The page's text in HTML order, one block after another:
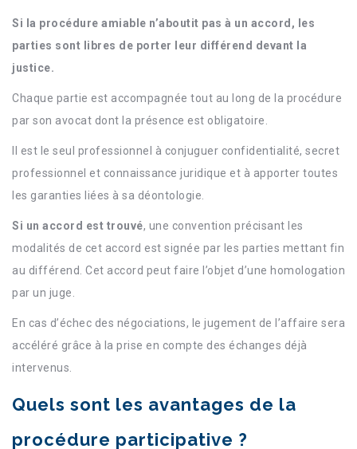
Si la procédure amiable n’aboutit pas à un accord, les
parties sont libres de porter leur différend devant la
justice.
Chaque partie est accompagnée tout au long de la procédure
par son avocat dont la présence est obligatoire.
Il est le seul professionnel à conjuguer confidentialité, secret
professionnel et connaissance juridique et à apporter toutes
les garanties liées à sa déontologie.
Si un accord est trouvé, une convention précisant les
modalités de cet accord est signée par les parties mettant fin
au différend. Cet accord peut faire l’objet d’une homologation
par un juge.
En cas d’échec des négociations, le jugement de l’affaire sera
accéléré grâce à la prise en compte des échanges déjà
intervenus.
Quels sont les avantages de la
procédure participative ?